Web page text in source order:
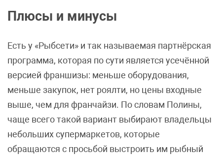
Плюсы и минусы
Есть у «Рыбсети» и так называемая партнёрская
программа, которая по сути является усечённой
версией франшизы: меньше оборудования,
меньше закупок, нет роялти, но цены входные
выше, чем для франчайзи. По словам Полины,
чаще всего такой вариант выбирают владельцы
небольших супермаркетов, которые
обращаются с просьбой выстроить им рыбный